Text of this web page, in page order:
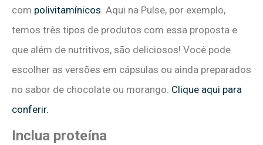
com polivitamínicos . Aqui na Pulse, por exemplo,
temos três tipos de produtos com essa proposta e
que além de nutritivos, são deliciosos! Você pode
escolher as versões em cápsulas ou ainda preparados
no sabor de chocolate ou morango. Clique aqui para
conferir.
Inclua proteína